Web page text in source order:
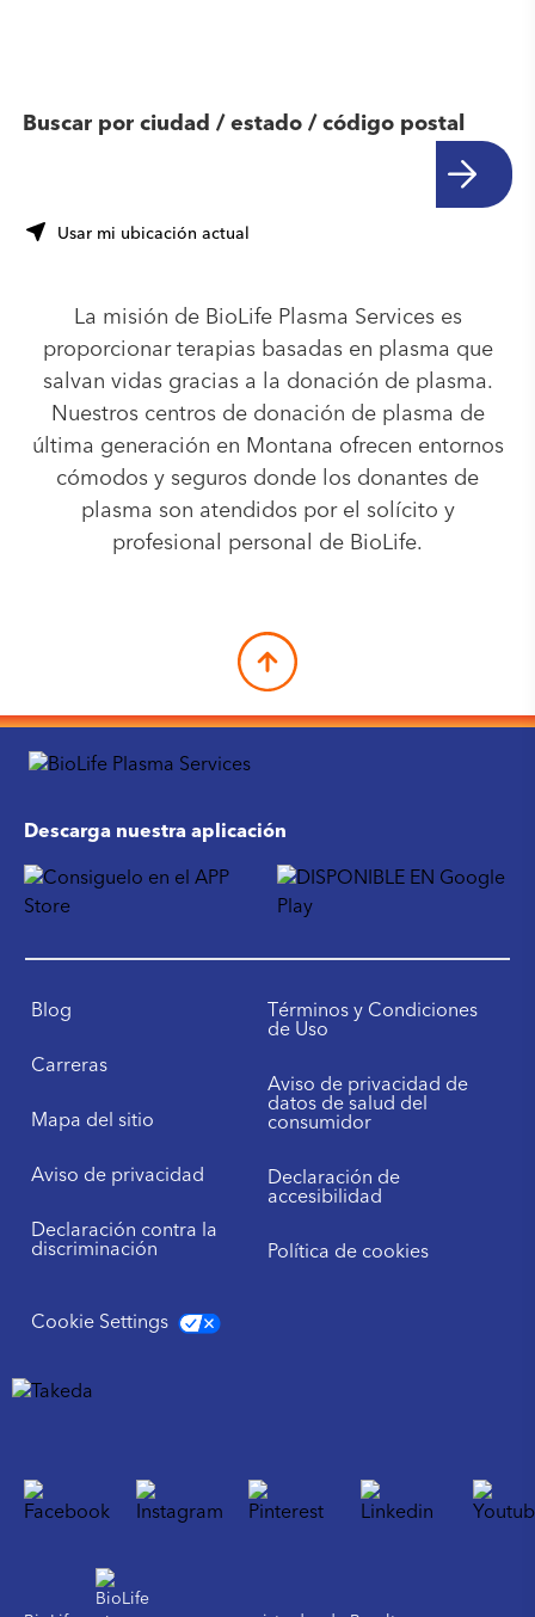
Buscar por ciudad / estado / código postal
Usar mi ubicación actual
La misión de BioLife Plasma Services es
proporcionar terapias basadas en plasma que
salvan vidas gracias a la donación de plasma.
Nuestros centros de donación de plasma de
última generación en Montana ofrecen entornos
cómodos y seguros donde los donantes de
plasma son atendidos por el solícito y
profesional personal de BioLife.
Descarga nuestra aplicación
Blog
Carreras
Mapa del sitio
Aviso de privacidad
Declaración contra la
discriminación
Términos y Condiciones
de Uso
Aviso de privacidad de
datos de salud del
consumidor
Declaración de
accesibilidad
Política de cookies
Cookie Settings